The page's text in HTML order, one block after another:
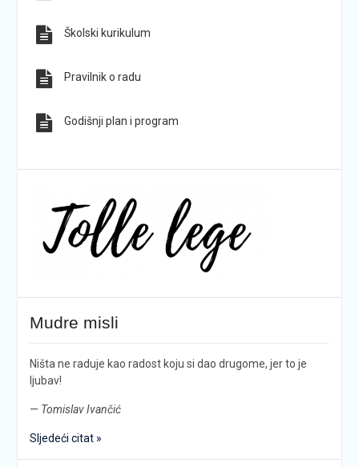
Školski kurikulum
Pravilnik o radu
Godišnji plan i program
Mudre misli
Ništa ne raduje kao radost koju si dao drugome, jer to je
ljubav!
— Tomislav Ivančić
Sljedeći citat »